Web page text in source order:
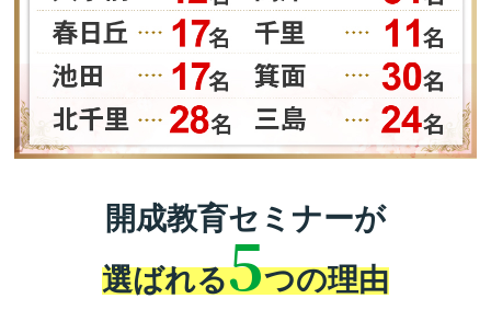
開成教育セミナーが
選ばれる5つの理由